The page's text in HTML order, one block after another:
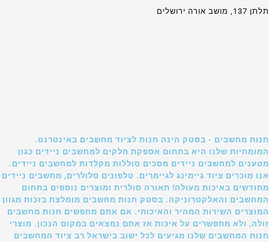
תלתן 137, מושב אורה ירושלים
חנות מחשבים - בסטק הינה חנות לציוד מחשבים באינטרנט.
המומחיות שלנו היא בתחום אספקת חלקים למחשבים ניידים כגון
מטענים למחשבים ניידים מסכים סוללות מקלדות למחשבים ניידים.
אנו מוכרים ציוד גיימינג לגיימרים. טלפונים סלולרים, מחשבים ניידים
מחודשים באיכות מעולה! תאורה סולרית ומוצרים נוספים בתחום
המחשבים והאלקטרוניקה. בסטק חנות מחשבים מומלצת בזכות מגוון
המוצרים השירות המהיר והאיכותי. אם אתם מחפשים חנות מחשבים
זולה, ולא מתפשרים על איכות אז אתם נמצאים במקום הנכון. מוצרי
חנות המחשבים שלנו מגיעים לכל ישוב בישראל רב ציוד המחשבים